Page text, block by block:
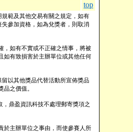
top
規範及其他交易有關之規定，如有
參加資格，如為兌獎者，則取消
，如有不實或不正確之情事，將被
如有致損害於主辦單位或其他任何
留以其他獎品代替活動所宣佈獎品
之價值。
，鼎盈資訊科技不處理郵寄獎項之
於主辦單位之事由，而使參賽人所